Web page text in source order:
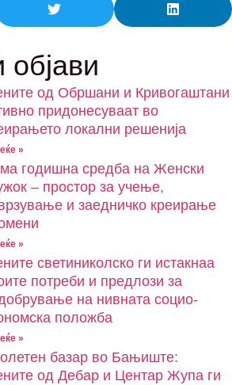
од Обршани и Кривогаштани
придонесуваат во
локални решенија
»
годишна средба на Женски
– простор за учење,
и заедничко креирање
»
светиниколско ги истакнаа
потреби и предлози за
на нивната социо-
положба
»
базар во Бањиште:
од Дебар и Центар Жупа ги